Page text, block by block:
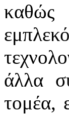
άλλα
τομέα,